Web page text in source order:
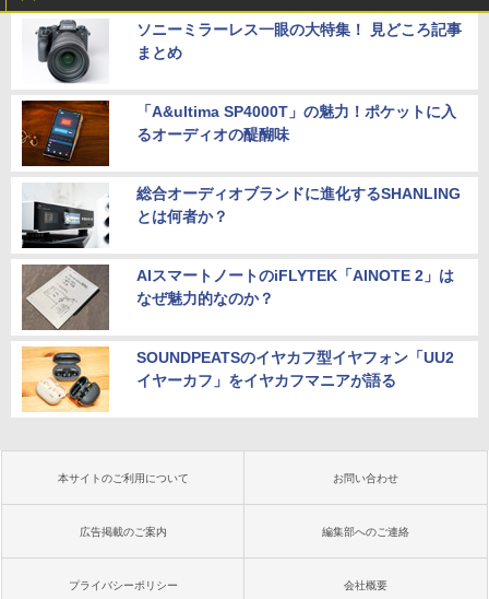
ソニーミラーレス一眼の大特集！ 見どころ記事
まとめ
「A&ultima SP4000T」の魅力！ポケットに入
るオーディオの醍醐味
総合オーディオブランドに進化するSHANLING
とは何者か？
AIスマートノートのiFLYTEK「AINOTE 2」は
なぜ魅力的なのか？
SOUNDPEATSのイヤカフ型イヤフォン「UU2
イヤーカフ」をイヤカフマニアが語る
本サイトのご利用について お問い合わせ
広告掲載のご案内 編集部へのご連絡
プライバシーポリシー 会社概要